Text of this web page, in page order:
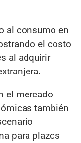
al consumo en
el costo
al adquirir
el mercado
también
para plazos